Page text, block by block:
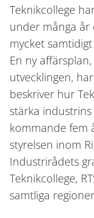
Teknikcollege
under många
mycket
En ny
utvecklingen,
beskriver hur
stärka
kommande fem
styrelsen inom
Industrirådets
Teknikcollege,
samtliga